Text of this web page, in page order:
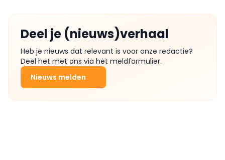
Deel je (nieuws)verhaal
Heb je nieuws dat relevant is voor onze redactie?
Deel het met ons via het meldformulier.
Nieuws melden